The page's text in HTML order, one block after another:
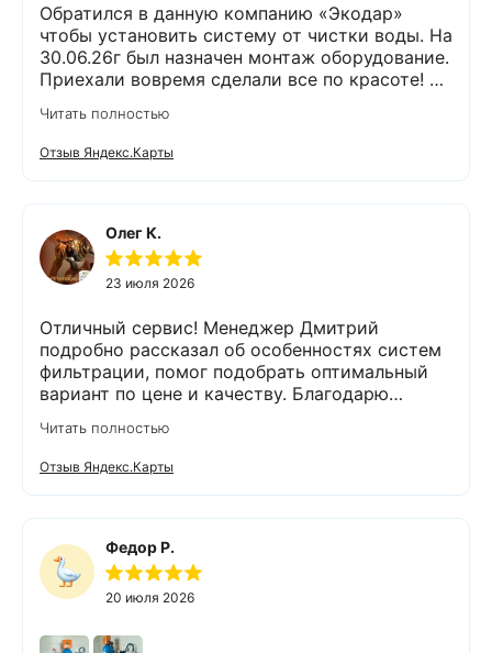
Обратился в данную компанию «Экодар»
чтобы установить систему от чистки воды. На
30.06.26г был назначен монтаж оборудование.
Приехали вовремя сделали все по красоте! Я
Читать полностью
Отзыв Яндекс.Карты
Олег К.
23 июля 2026
Отличный сервис! Менеджер Дмитрий
подробно рассказал об особенностях систем
фильтрации, помог подобрать оптимальный
вариант по цене и качеству. Благодарю
отдельную благодарность менеджеру
Дмитрию и сотруднику, проводящему монтаж
Александру. Грамотно проконсультировали,
оперативно провели анализ воды и
установили оборудование. Еще раз
благодарим за проделанную работу! Остались
довольны тем, что выбрали компанию Экодар!
Рекомендую всем эту компанию!
Читать полностью
Отзыв Яндекс.Карты
Федор Р.
20 июля 2026